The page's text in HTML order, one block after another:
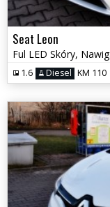
Seat Leon
1.6 Diesel KM 110